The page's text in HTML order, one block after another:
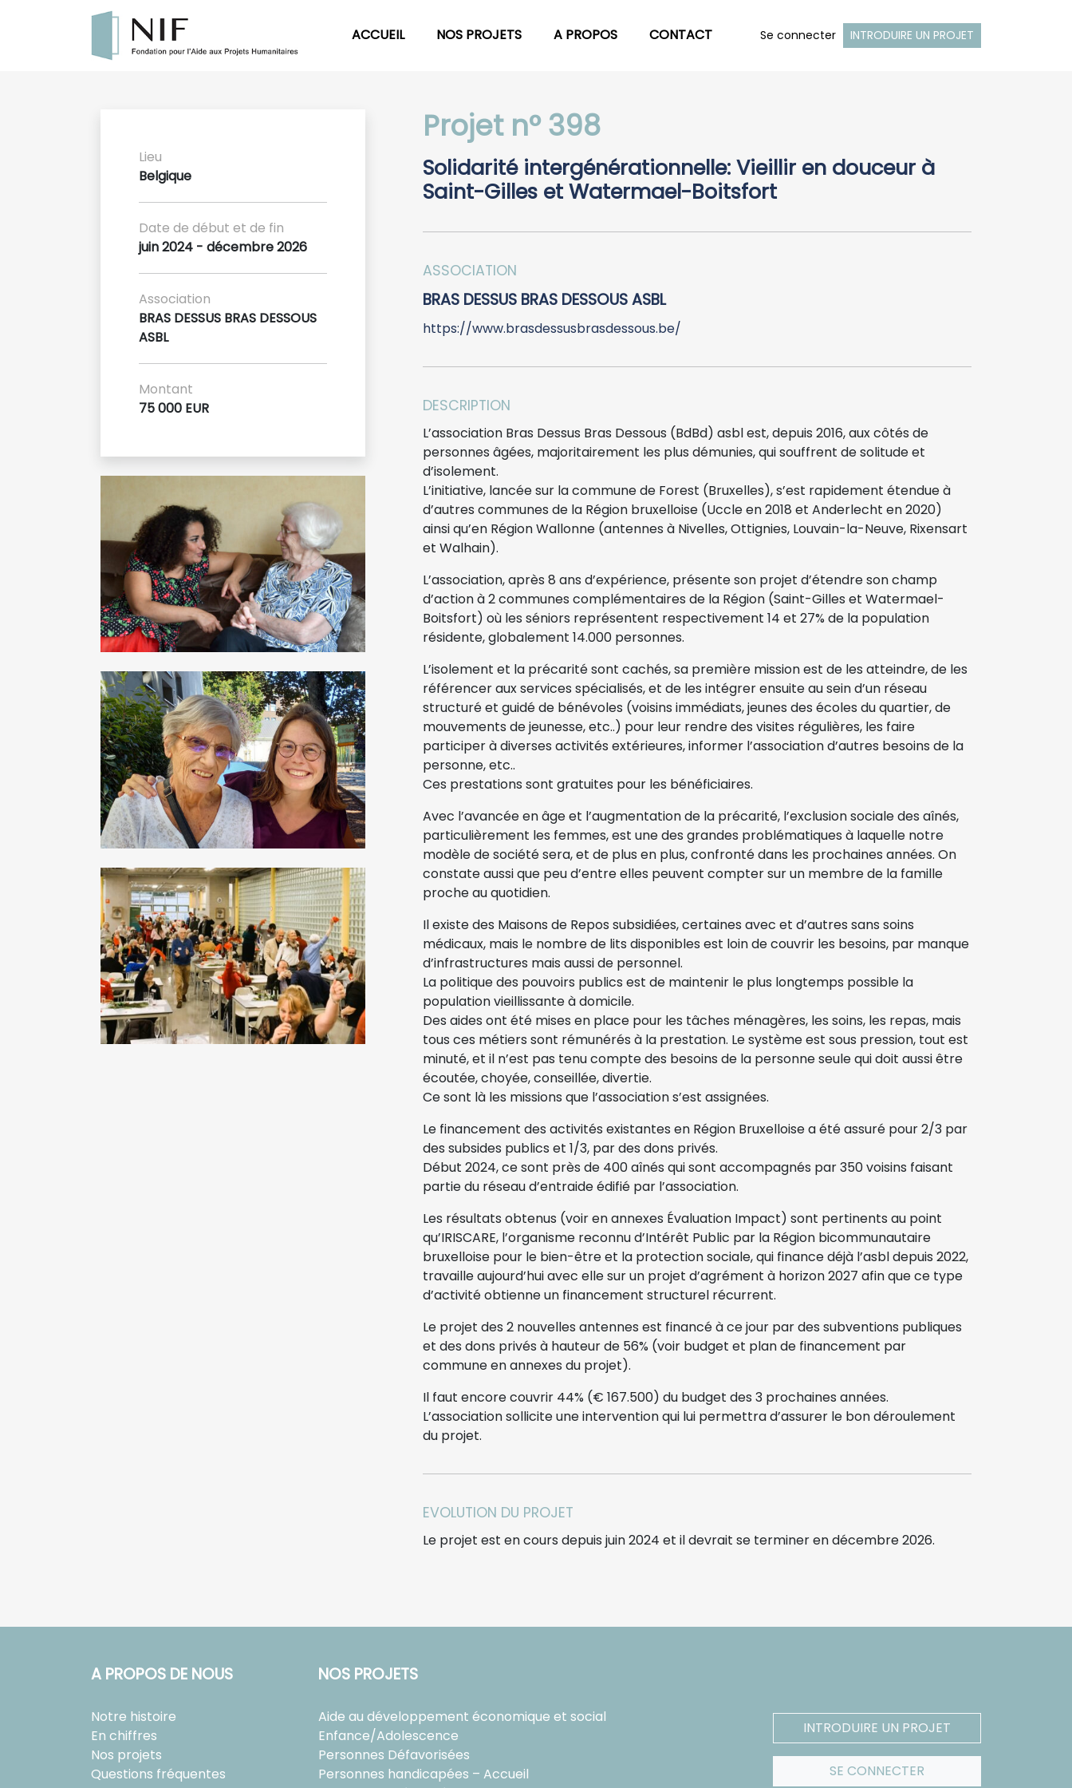
ACCUEIL NOS PROJETS A PROPOS CONTACT Se connecter INTRODUIRE UN PROJET
Lieu
Belgique
Date de début et de fin
juin 2024 - décembre 2026
Association
BRAS DESSUS BRAS DESSOUS
ASBL
Montant
75 000 EUR
Projet n° 398
Solidarité intergénérationnelle: Vieillir en douceur à
Saint-Gilles et Watermael-Boitsfort
ASSOCIATION
BRAS DESSUS BRAS DESSOUS ASBL
https://www.brasdessusbrasdessous.be/
DESCRIPTION
L’association Bras Dessus Bras Dessous (BdBd) asbl est, depuis 2016, aux côtés de
personnes âgées, majoritairement les plus démunies, qui souffrent de solitude et
d’isolement.
L’initiative, lancée sur la commune de Forest (Bruxelles), s’est rapidement étendue à
d’autres communes de la Région bruxelloise (Uccle en 2018 et Anderlecht en 2020)
ainsi qu’en Région Wallonne (antennes à Nivelles, Ottignies, Louvain-la-Neuve, Rixensart
et Walhain).
L’association, après 8 ans d’expérience, présente son projet d’étendre son champ
d’action à 2 communes complémentaires de la Région (Saint-Gilles et Watermael-
Boitsfort) où les séniors représentent respectivement 14 et 27% de la population
résidente, globalement 14.000 personnes.
L’isolement et la précarité sont cachés, sa première mission est de les atteindre, de les
référencer aux services spécialisés, et de les intégrer ensuite au sein d’un réseau
structuré et guidé de bénévoles (voisins immédiats, jeunes des écoles du quartier, de
mouvements de jeunesse, etc..) pour leur rendre des visites régulières, les faire
participer à diverses activités extérieures, informer l’association d’autres besoins de la
personne, etc..
Ces prestations sont gratuites pour les bénéficiaires.
Avec l’avancée en âge et l’augmentation de la précarité, l’exclusion sociale des aînés,
particulièrement les femmes, est une des grandes problématiques à laquelle notre
modèle de société sera, et de plus en plus, confronté dans les prochaines années. On
constate aussi que peu d’entre elles peuvent compter sur un membre de la famille
proche au quotidien.
Il existe des Maisons de Repos subsidiées, certaines avec et d’autres sans soins
médicaux, mais le nombre de lits disponibles est loin de couvrir les besoins, par manque
d’infrastructures mais aussi de personnel.
La politique des pouvoirs publics est de maintenir le plus longtemps possible la
population vieillissante à domicile.
Des aides ont été mises en place pour les tâches ménagères, les soins, les repas, mais
tous ces métiers sont rémunérés à la prestation. Le système est sous pression, tout est
minuté, et il n’est pas tenu compte des besoins de la personne seule qui doit aussi être
écoutée, choyée, conseillée, divertie.
Ce sont là les missions que l’association s’est assignées.
Le financement des activités existantes en Région Bruxelloise a été assuré pour 2/3 par
des subsides publics et 1/3, par des dons privés.
Début 2024, ce sont près de 400 aînés qui sont accompagnés par 350 voisins faisant
partie du réseau d’entraide édifié par l’association.
Les résultats obtenus (voir en annexes Évaluation Impact) sont pertinents au point
qu’IRISCARE, l’organisme reconnu d’Intérêt Public par la Région bicommunautaire
bruxelloise pour le bien-être et la protection sociale, qui finance déjà l’asbl depuis 2022,
travaille aujourd’hui avec elle sur un projet d’agrément à horizon 2027 afin que ce type
d’activité obtienne un financement structurel récurrent.
Le projet des 2 nouvelles antennes est financé à ce jour par des subventions publiques
et des dons privés à hauteur de 56% (voir budget et plan de financement par
commune en annexes du projet).
Il faut encore couvrir 44% (€ 167.500) du budget des 3 prochaines années.
L’association sollicite une intervention qui lui permettra d’assurer le bon déroulement
du projet.
EVOLUTION DU PROJET
Le projet est en cours depuis juin 2024 et il devrait se terminer en décembre 2026.
A PROPOS DE NOUS
Notre histoire
En chiffres
Nos projets
Questions fréquentes
NOS PROJETS
Aide au développement économique et social
Enfance/Adolescence
Personnes Défavorisées
Personnes handicapées – Accueil
INTRODUIRE UN PROJET
SE CONNECTER